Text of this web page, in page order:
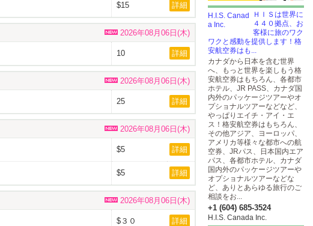
$15 詳細
2026年08月06日(木)
10 詳細
2026年08月06日(木)
25 詳細
2026年08月06日(木)
$5 詳細
$5 詳細
2026年08月06日(木)
$３０ 詳細
ＨＩＳは世界に
４４０拠点、お
客様に旅のワク
ワクと感動を提供します！格
安航空券はも...
カナダから日本を含む世界
へ、もっと世界を楽しもう格
安航空券はもちろん、各都市
ホテル、JR PASS、カナダ国
内外のパッケージツアーやオ
プショナルツアーなどなど、
やっぱりエイチ・アイ・エ
ス！格安航空券はもちろん、
その他アジア、ヨーロッパ、
アメリカ等様々な都市への航
空券、JRパス、日本国内エア
パス、各都市ホテル、カナダ
国内外のパッケージツアーや
オプショナルツアーなどな
ど、ありとあらゆる旅行のご
相談をお...
+1 (604) 685-3524
H.I.S. Canada Inc.